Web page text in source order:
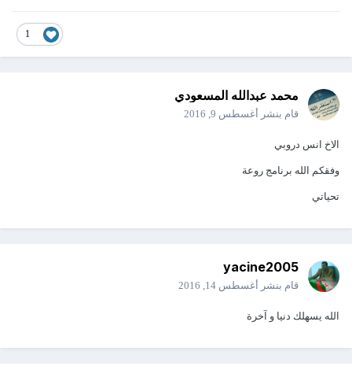
محمد عبدالله المسعودي
قام بنشر أغسطس 9, 2016
الاخ انس دروبي
وفقكم الله برنامج روعة
تحياتي
yacine2005
قام بنشر أغسطس 14, 2016
الله يسهلك دنيا و آخرة